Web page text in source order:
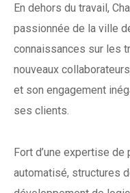
En dehors du travail,
passionnée de la ville
connaissances sur les
nouveaux
et son engagement
ses clients.
Fort d’une expertise
automatisé, structures